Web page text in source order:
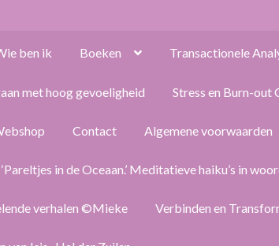
ben ik Boeken Transactionele
met hoog gevoeligheid Stress en Burn-out
Contact Algemene voorwaarden
in de Oceaan.’ Meditatieve haiku’s in
verhalen ©Mieke Verbinden en